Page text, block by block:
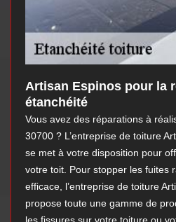
Artisan Espinos pour la
étanchéité
Vous avez des réparations à
30700 ? L’entreprise de toiture
se met à votre disposition pour
votre toit. Pour stopper les fuites
efficace, l’entreprise de toiture
propose toute une gamme de